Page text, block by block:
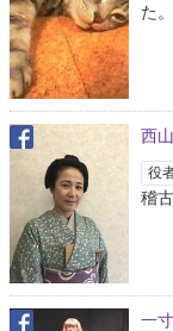
た
西
役
稽
一